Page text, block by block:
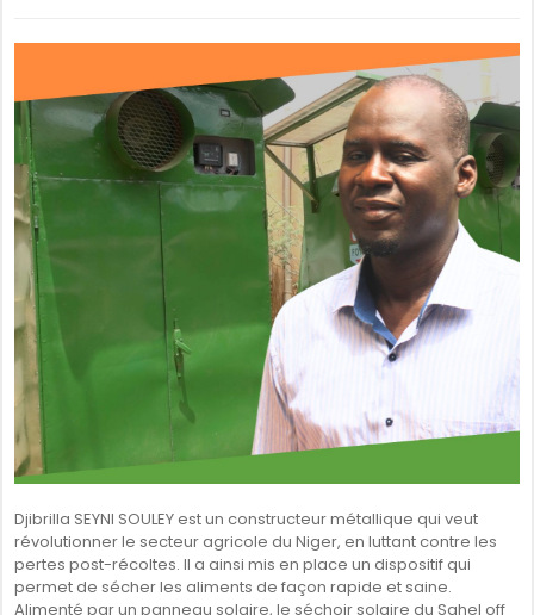
Djibrilla SEYNI SOULEY est un constructeur métallique qui veut
révolutionner le secteur agricole du Niger, en luttant contre les
pertes post-récoltes. Il a ainsi mis en place un dispositif qui
permet de sécher les aliments de façon rapide et saine.
Alimenté par un panneau solaire, le séchoir solaire du Sahel off